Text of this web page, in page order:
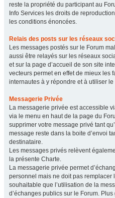
reste la propriété du participant au
Info Services les droits de
les conditions énoncées.
Relais des posts sur les réseaux
Les messages postés sur le Forum
aussi être relayés sur les réseaux
et sur la page d’accueil de son site
vecteurs permet en effet de mieux les
internautes à y répondre et à utiliser le
Messagerie Privée
La messagerie privée est accessible
via le menu en haut de la page du
supprimer votre message privé tant
message reste dans la boite d’envoi
destinataire.
Les messages privés relèvent
la présente Charte.
La messagerie privée permet
personnel mais ne doit pas remplacer
souhaitable que l’utilisation de la
d’échanges publics sur le Forum.